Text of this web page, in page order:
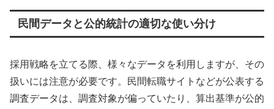
民間データと公的統計の適切な使い分け
採用戦略を立てる際、様々なデータを利用しますが、その
扱いには注意が必要です。民間転職サイトなどが公表する
調査データは、調査対象が偏っていたり、算出基準が公的